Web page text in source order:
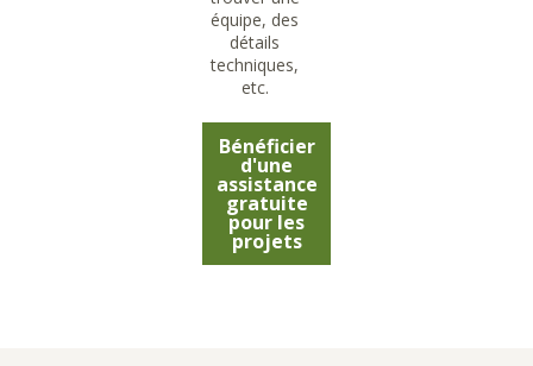
équipe, des
détails
techniques,
etc.
Bénéficier
d'une
assistance
gratuite
pour les
projets